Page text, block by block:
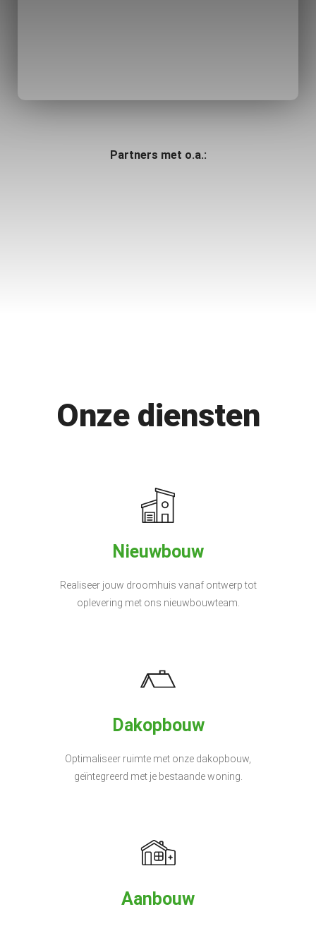
Partners met o.a.:
Onze diensten
Nieuwbouw
Realiseer jouw droomhuis vanaf ontwerp tot
oplevering met ons nieuwbouwteam.
Dakopbouw
Optimaliseer ruimte met onze dakopbouw,
geïntegreerd met je bestaande woning.
Aanbouw